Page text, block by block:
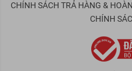
CHÍNH SÁCH TRẢ HÀNG &
CHÍNH